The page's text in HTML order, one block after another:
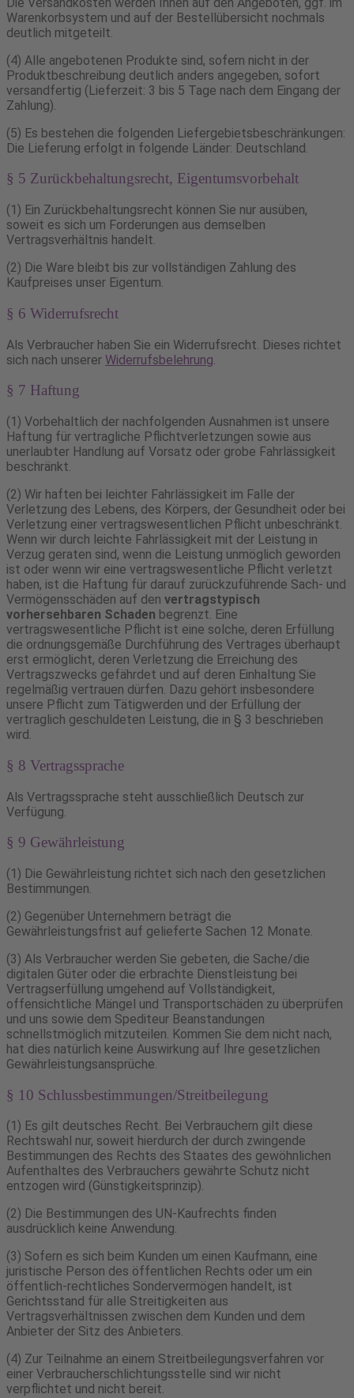
Warenkorbsystem und auf der Bestellübersicht nochmals
deutlich mitgeteilt.
(4) Alle angebotenen Produkte sind, sofern nicht in der
Produktbeschreibung deutlich anders angegeben, sofort
versandfertig (Lieferzeit: 3 bis 5 Tage nach dem Eingang der
Zahlung).
(5) Es bestehen die folgenden Liefergebietsbeschränkungen:
Die Lieferung erfolgt in folgende Länder: Deutschland.
§ 5 Zurückbehaltungsrecht, Eigentumsvorbehalt
(1) Ein Zurückbehaltungsrecht können Sie nur ausüben,
soweit es sich um Forderungen aus demselben
Vertragsverhältnis handelt.
(2) Die Ware bleibt bis zur vollständigen Zahlung des
Kaufpreises unser Eigentum.
§ 6 Widerrufsrecht
Als Verbraucher haben Sie ein Widerrufsrecht. Dieses richtet
sich nach unserer Widerrufsbelehrung
§ 7 Haftung
(1) Vorbehaltlich der nachfolgenden Ausnahmen ist unsere
Haftung für vertragliche Pflichtverletzungen sowie aus
unerlaubter Handlung auf Vorsatz oder grobe Fahrlässigkeit
beschränkt.
(2) Wir haften bei leichter Fahrlässigkeit im Falle der
Verletzung des Lebens, des Körpers, der Gesundheit oder bei
Verletzung einer vertragswesentlichen Pflicht unbeschränkt.
Wenn wir durch leichte Fahrlässigkeit mit der Leistung in
Verzug geraten sind, wenn die Leistung unmöglich geworden
ist oder wenn wir eine vertragswesentliche Pflicht verletzt
haben, ist die Haftung für darauf zurückzuführende Sach- und
Vermögensschäden auf den vertragstypisch
vorhersehbaren Schaden begrenzt. Eine
vertragswesentliche Pflicht ist eine solche, deren Erfüllung
die ordnungsgemäße Durchführung des Vertrages überhaupt
erst ermöglicht, deren Verletzung die Erreichung des
Vertragszwecks gefährdet und auf deren Einhaltung Sie
regelmäßig vertrauen dürfen. Dazu gehört insbesondere
unsere Pflicht zum Tätigwerden und der Erfüllung der
vertraglich geschuldeten Leistung, die in § 3 beschrieben
wird.
§ 8 Vertragssprache
Als Vertragssprache steht ausschließlich Deutsch zur
Verfügung.
§ 9 Gewährleistung
(1) Die Gewährleistung richtet sich nach den gesetzlichen
Bestimmungen.
(2) Gegenüber Unternehmern beträgt die
Gewährleistungsfrist auf gelieferte Sachen 12 Monate.
(3) Als Verbraucher werden Sie gebeten, die Sache/die
digitalen Güter oder die erbrachte Dienstleistung bei
Vertragserfüllung umgehend auf Vollständigkeit,
offensichtliche Mängel und Transportschäden zu überprüfen
und uns sowie dem Spediteur Beanstandungen
schnellstmöglich mitzuteilen. Kommen Sie dem nicht nach,
hat dies natürlich keine Auswirkung auf Ihre gesetzlichen
Gewährleistungsansprüche.
§ 10 Schlussbestimmungen/Streitbeilegung
(1) Es gilt deutsches Recht. Bei Verbrauchern gilt diese
Rechtswahl nur, soweit hierdurch der durch zwingende
Bestimmungen des Rechts des Staates des gewöhnlichen
Aufenthaltes des Verbrauchers gewährte Schutz nicht
entzogen wird (Günstigkeitsprinzip).
(2) Die Bestimmungen des UN-Kaufrechts finden
ausdrücklich keine Anwendung.
(3) Sofern es sich beim Kunden um einen Kaufmann, eine
juristische Person des öffentlichen Rechts oder um ein
öffentlich-rechtliches Sondervermögen handelt, ist
Gerichtsstand für alle Streitigkeiten aus
Vertragsverhältnissen zwischen dem Kunden und dem
Anbieter der Sitz des Anbieters.
(4) Zur Teilnahme an einem Streitbeilegungsverfahren vor
einer Verbraucherschlichtungsstelle sind wir nicht
verpflichtet und nicht bereit.